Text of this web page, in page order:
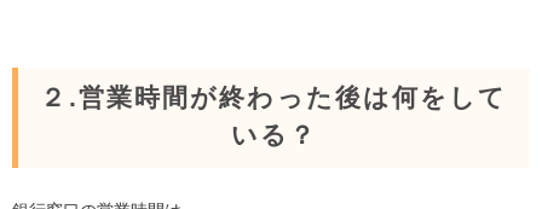
２.営業時間が終わった後は何をして
いる？